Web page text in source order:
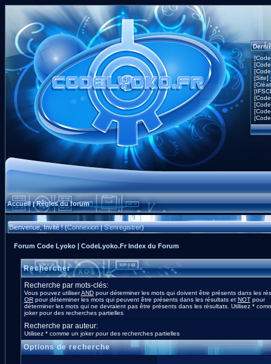
[Site]
Accueil|Règles du forum
Bienvenue, Invité ! (Connexion|S'enregistrer)
Forum Code Lyoko | CodeLyoko.Fr Index du Forum
Rechercher
Recherche par mots-clés:
Vous pouvez utiliserANDpour déterminer les mots qui doivent être présents dans les
ORpour déterminer les mots qui peuvent être présents dans les résultats et NOTpour
déterminer les mots qui ne devraient pas être présents dans les résultats. Utilisez *
joker pour des recherches partielles
Recherche par auteur:
Utilisez * comme un joker pour des recherches partielles
Options de recherche